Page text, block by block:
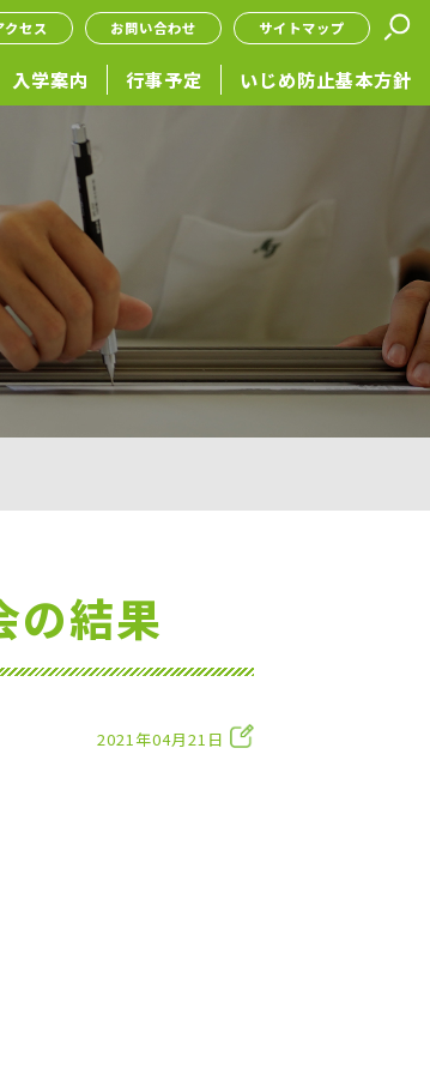
クセス お問い合わせ サイトマップ
入学案内 行事予定 いじめ防止基本方針
の結果
2021年04月21日